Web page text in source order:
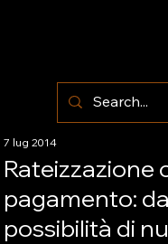
Rateizzazione
pagamento:
possibilità di
7 lug 2014